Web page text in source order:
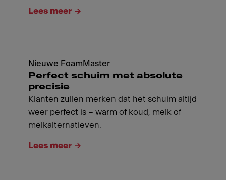
Lees meer
Nieuwe FoamMaster
Perfect schuim met absolute
precisie
Klanten zullen merken dat het schuim altijd
weer perfect is – warm of koud, melk of
melkalternatieven.
Lees meer